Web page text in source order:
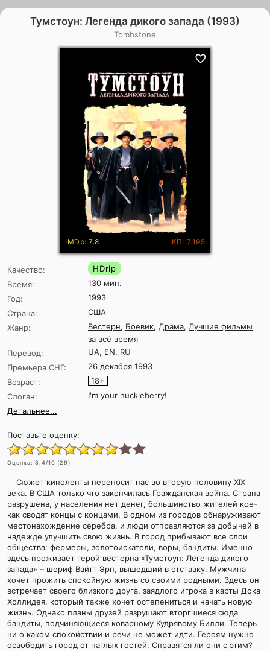
Тумстоун: Легенда дикого запада (1993)
Tombstone
IMDb: 7.8 КП: 7.195
Качество:
HDrip
Время:
130 мин.
Год:
1993
Страна:
США
Жанр:
Вестерн, Боевик, Драма, Лучшие фильмы
за всё время
Перевод:
UA, EN, RU
Премьера СНГ:
26 декабря 1993
Возраст:
18+
Слоган:
I'm your huckleberry!
Детальнее...
Поставьте оценку:
Оценка: 8.4/10 (29)
Сюжет киноленты переносит нас во вторую половину XIX
века. В США только что закончилась Гражданская война. Страна
разрушена, у населения нет денег, большинство жителей кое-
как сводят концы с концами. В одном из городов обнаруживают
местонахождение серебра, и люди отправляются за добычей в
надежде улучшить свою жизнь. В город прибывают все слои
общества: фермеры, золотоискатели, воры, бандиты. Именно
здесь проживает герой вестерна «Тумстоун: Легенда дикого
запада» – шериф Вайтт Эрп, вышедший в отставку. Мужчина
хочет прожить спокойную жизнь со своими родными. Здесь он
встречает своего близкого друга, заядлого игрока в карты Дока
Холлидея, который также хочет остепениться и начать новую
жизнь. Однако планы друзей разрушают вторгшиеся сюда
бандиты, подчиняющиеся коварному Кудрявому Билли. Теперь
ни о каком спокойствии и речи не может идти. Героям нужно
освободить город от наглых гостей. Справятся ли они с этим?